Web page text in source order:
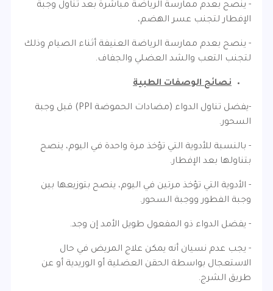
- ينصح بعدم ممارسة الرياضة مباشرة بعد تناول وجبة
الإفطار لتجنب عسر الهضم،
- ينصح بعدم ممارسة الرياضة العنيفة أثناء الصيام وذلك
لتجنب التعب والشد العضلي والجفاف.
نصائح الوصفات الطبية
-يفضل تناول الدواء (مضادات الحموضة PPI) قبل وجبة
السحور.
- بالنسبة للأدوية التي تؤخذ مرة واحدة في اليوم، ينصح
بتناولها بعد الإفطار.
- الأدوية التي تؤخذ مرتين في اليوم، ينصح بتوزيعها بين
وجبة الفطور ووجبة السحور.
- يفضل الدواء ذو المفعول طويل الأمد إن وجد.
- يجب عدم نسيان أنه يمكن علاج المريض في حال
الاستعجال بواسطة الحقن العضلية أو الوريدية أو عن
طريق الشرج.